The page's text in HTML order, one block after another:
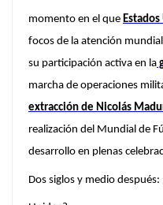
momento en el que
focos de la atención
su participación activa en la
marcha de operaciones
extracción de Nicolás
realización del Mundial de
desarrollo en plenas
Dos siglos y medio